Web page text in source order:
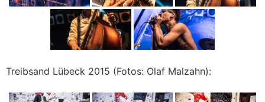
Treibsand Lübeck 2015 (Fotos: Olaf Malzahn):